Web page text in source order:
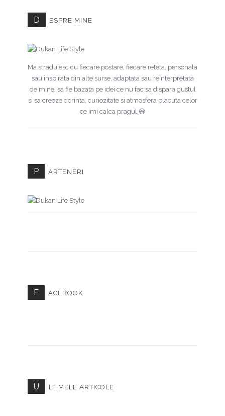
D ESPRE MINE
Ma straduiesc cu fiecare postare, fiecare reteta, personala
sau inspirata din alte surse, adaptata sau reinterpretata
de mine, sa fie bazata pe idei ce nu fac sa dispara gustul
si sa creeze dorinta, curiozitate si atmosfera placuta celor
ce imi calca pragul.😃
P ARTENERI
F ACEBOOK
U LTIMELE ARTICOLE